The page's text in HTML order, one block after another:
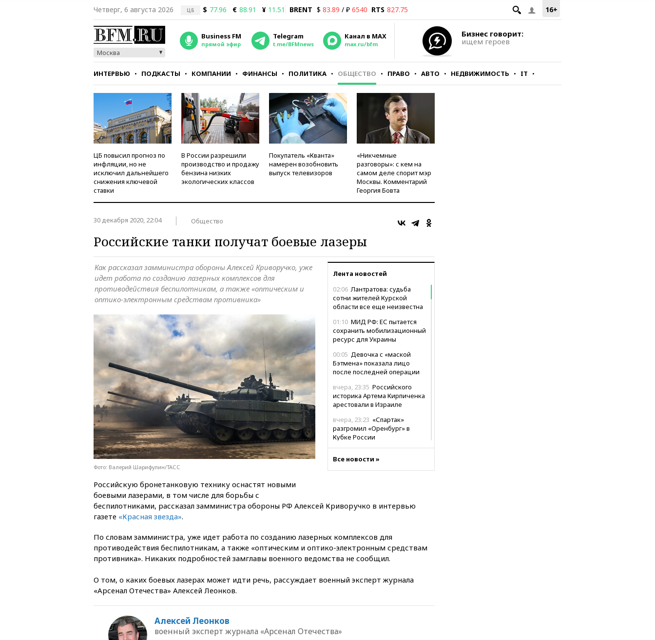
16+
Четверг, 6 августа 2026 ЦБ $ 77.96 € 88.91 ¥ 11.51 BRENT $ 83.89 / ₽ 6540 RTS 827.75
Москва
Business FM
прямой эфир
Telegram
t.me/BFMnews
Канал в MAX
max.ru/bfm
Бизнес говорит:
ищем героев
ИНТЕРВЬЮ ПОДКАСТЫ КОМПАНИИ ФИНАНСЫ ПОЛИТИКА ОБЩЕСТВО ПРАВО АВТО НЕДВИЖИМОСТЬ IT
СТИЛЬ ТЕСТЫ
ЦБ повысил прогноз по
инфляции, но не
исключил дальнейшего
снижения ключевой
ставки
В России разрешили
производство и продажу
бензина низких
экологических классов
Покупатель «Кванта»
намерен возобновить
выпуск телевизоров
«Никчемные
разговоры»: с кем на
самом деле спорит мэр
Москвы. Комментарий
Георгия Бовта
30 декабря 2020, 22:04 Общество
Российские танки получат боевые лазеры
Лента новостей
02:06 Лантратова: судьба
сотни жителей Курской
области все еще неизвестна
01:10 МИД РФ: ЕС пытается
сохранить мобилизационный
ресурс для Украины
00:05 Девочка с «маской
Бэтмена» показала лицо
после последней операции
вчера, 23:35 Российского
историка Артема Кирпиченка
арестовали в Израиле
вчера, 23:23 «Спартак»
разгромил «Оренбург» в
Кубке России
X о миграционном кризисе в
Сеуте набрал миллион
означает прекращения
Семь грузовых
вагонов сошли с рельсов в
Оренбургской области
вчера, 22:22
выросли нефтегазовые
вчера, 22:15Аксаков: ЦБ
Все новости »
Как рассказал замминистра обороны Алексей Криворучко, уже
идет работа по созданию лазерных комплексов для
противодействия беспилотникам, а также «оптическим и
оптико-электронным средствам противника»
Фото: Валерий Шарифулин/ТАСС
Российскую бронетанковую технику оснастят новыми
боевыми лазерами, в том числе для борьбы с
беспилотниками, рассказал замминистра обороны РФ Алексей Криворучко в интервью
газете «Красная звезда».
По словам замминистра, уже идет работа по созданию лазерных комплексов для
противодействия беспилотникам, а также «оптическим и оптико-электронным средствам
противника». Никаких подробностей замглавы военного ведомства не сообщил.
О том, о каких боевых лазерах может идти речь, рассуждает военный эксперт журнала
«Арсенал Отечества» Алексей Леонков.
Алексей Леонков
военный эксперт журнала «Арсенал Отечества»